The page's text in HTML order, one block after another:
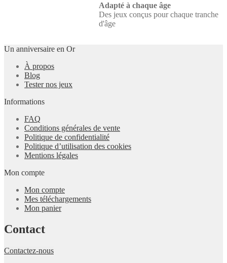
Adapté à chaque âge
Des jeux conçus pour chaque tranche
d'âge
Un anniversaire en Or
À propos
Blog
Tester nos jeux
Informations
FAQ
Conditions générales de vente
Politique de confidentialité
Politique d’utilisation des cookies
Mentions légales
Mon compte
Mon compte
Mes téléchargements
Mon panier
Contact
Contactez-nous